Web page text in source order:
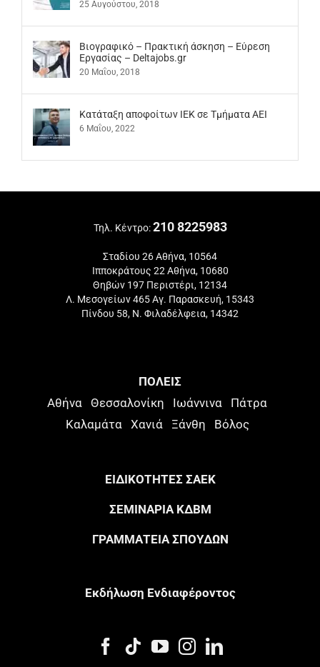
25 Αυγούστου, 2018
Βιογραφικό – Πρακτική άσκηση – Εύρεση
Εργασίας – Deltajobs.gr
20 Μαΐου, 2018
Kατάταξη αποφοίτων ΙΕΚ σε Τμήματα ΑΕΙ
6 Μαΐου, 2022
Τηλ. Κέντρο:210 8225983
Σταδίου 26 Αθήνα, 10564
Ιπποκράτους 22 Αθήνα, 10680
Θηβών 197 Περιστέρι, 12134
Λ. Μεσογείων 465 Αγ. Παρασκευή, 15343
Πίνδου 58, Ν. Φιλαδέλφεια, 14342
ΠΟΛΕΙΣ
Αθήνα Θεσσαλονίκη Ιωάννινα
Πάτρα
Καλαμάτα
Χανιά Ξάνθη Βόλος
ΕΙΔΙΚΟΤΗΤΕΣ ΣΑΕΚ
ΣΕΜΙΝΑΡΙΑ ΚΔΒΜ
ΓΡΑΜΜΑΤΕΙΑ ΣΠΟΥΔΩΝ
Eκδήλωση Eνδιαφέροντος